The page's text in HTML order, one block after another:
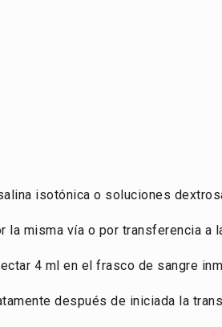
isotónica o soluciones
misma vía o por transferencia a
4 ml en el frasco de sangre
después de iniciada la